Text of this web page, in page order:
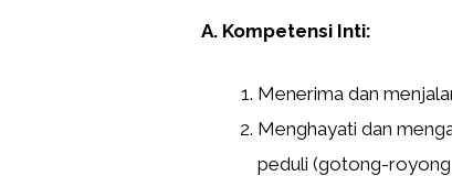
A. Kompetensi Inti:
Menerima dan
Menghayati dan
peduli (gotong-